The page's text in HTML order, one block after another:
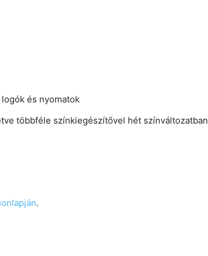
és nyomatok
többféle színkiegészítővel hét színváltozatban
.